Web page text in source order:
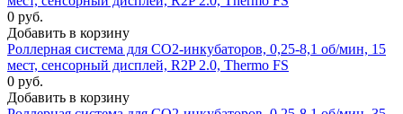
0 руб.
Добавить в корзину
Роллерная система для CO2-инкубаторов, 0,25-8,1 об/мин, 15
мест, сенсорный дисплей, R2P 2.0, Thermo FS
0 руб.
Добавить в корзину